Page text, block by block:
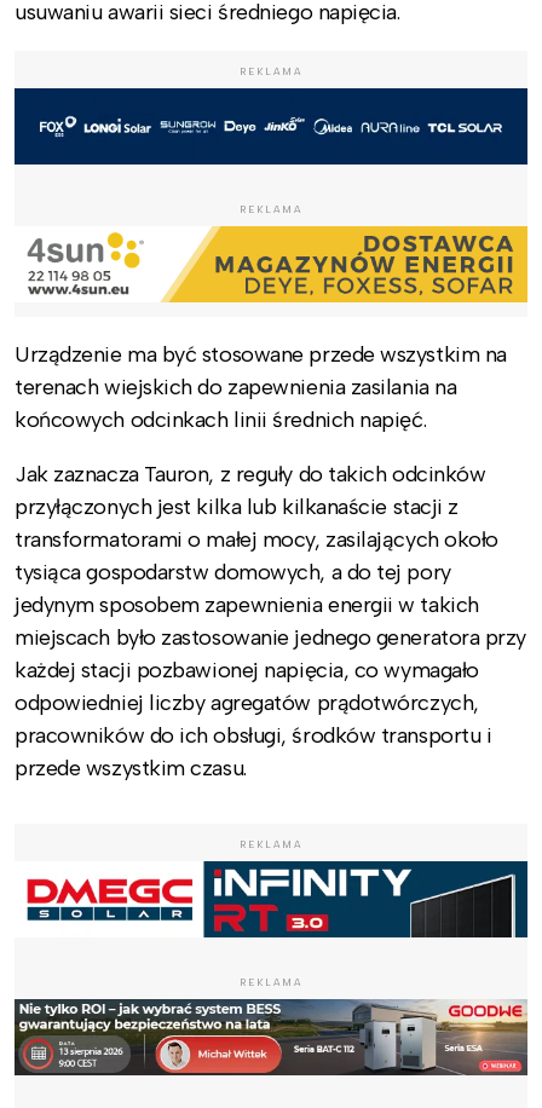
usuwaniu awarii sieci średniego napięcia.
REKLAMA
REKLAMA
Urządzenie ma być stosowane przede wszystkim na
terenach wiejskich do zapewnienia zasilania na
końcowych odcinkach linii średnich napięć.
Jak zaznacza Tauron, z reguły do takich odcinków
przyłączonych jest kilka lub kilkanaście stacji z
transformatorami o małej mocy, zasilających około
tysiąca gospodarstw domowych, a do tej pory
jedynym sposobem zapewnienia energii w takich
miejscach było zastosowanie jednego generatora przy
każdej stacji pozbawionej napięcia, co wymagało
odpowiedniej liczby agregatów prądotwórczych,
pracowników do ich obsługi, środków transportu i
przede wszystkim czasu.
REKLAMA
REKLAMA